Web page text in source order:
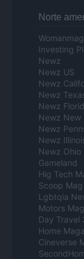
Norte
Investing
Newz
Newz US
Newz
Newz
Newz
Newz New
Newz
Newz
Newz Ohio
Gameland
Hig Tech
Scoop Mag
Lgbtqia
Motors
Day Travel
Home
Cineverse